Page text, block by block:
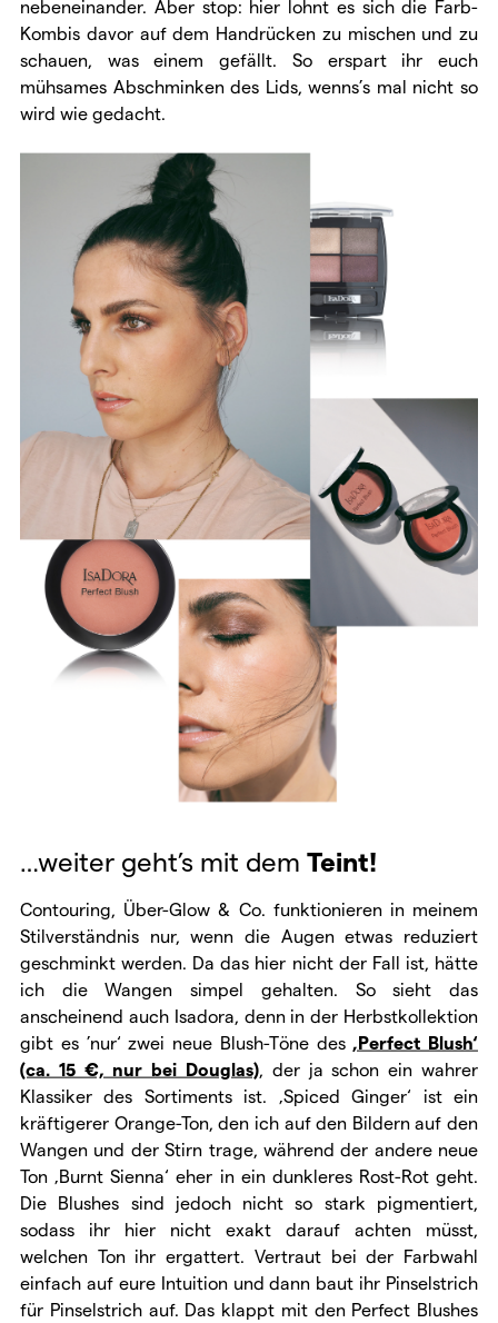
nebeneinander. Aber stop: hier lohnt es sich die Farb-
Kombis davor auf dem Handrücken zu mischen und zu
schauen, was einem gefällt. So erspart ihr euch
mühsames Abschminken des Lids, wenns’s mal nicht so
wird wie gedacht.
…weiter geht’s mit dem Teint!
Contouring, Über-Glow & Co. funktionieren in meinem
Stilverständnis nur, wenn die Augen etwas reduziert
geschminkt werden. Da das hier nicht der Fall ist, hätte
ich die Wangen simpel gehalten. So sieht das
anscheinend auch Isadora, denn in der Herbstkollektion
gibt es ’nur‘ zwei neue Blush-Töne des ‚Perfect Blush‘
(ca. 15 €, nur bei Douglas), der ja schon ein wahrer
Klassiker des Sortiments ist. ‚Spiced Ginger‘ ist ein
kräftigerer Orange-Ton, den ich auf den Bildern auf den
Wangen und der Stirn trage, während der andere neue
Ton ‚Burnt Sienna‘ eher in ein dunkleres Rost-Rot geht.
Die Blushes sind jedoch nicht so stark pigmentiert,
sodass ihr hier nicht exakt darauf achten müsst,
welchen Ton ihr ergattert. Vertraut bei der Farbwahl
einfach auf eure Intuition und dann baut ihr Pinselstrich
für Pinselstrich auf. Das klappt mit den Perfect Blushes